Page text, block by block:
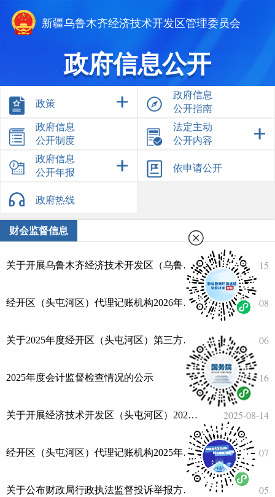
新疆乌鲁木齐经济技术开发区管理委员会
政府信息公开
政策
政府信息
公开指南
政府信息
公开制度
法定主动
公开内容
政府信息
公开年报
依申请公开
政府热线
财会监督信息
关于开展乌鲁木齐经济技术开发区（乌鲁木齐市头屯河区）2026年会计监督检查工作的公示 2026-06-15
经开区（头屯河区）代理记账机构2026年备案结果公示 2026-05-08
关于2025年度经开区（头屯河区）第三方机构参与预算绩效管理情况公告 2025-11-06
2025年度会计监督检查情况的公示 2025-09-16
关于开展经济技术开发区（头屯河区）2025年度会计监督检查公示 2025-08-14
经开区（头屯河区）代理记账机构2025年备案名单公示 2025-05-07
关于公布财政局行政执法监督投诉举报方式的公告 2024-12-05